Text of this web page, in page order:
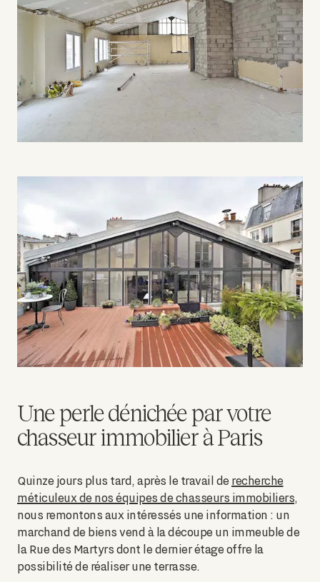
Une perle dénichée par votre
chasseur immobilier à Paris
Quinze jours plus tard, après le travail de recherche
méticuleux de nos équipes de chasseurs immobiliers,
nous remontons aux intéressés une information : un
marchand de biens vend à la découpe un immeuble de
la Rue des Martyrs dont le dernier étage offre la
possibilité de réaliser une terrasse.